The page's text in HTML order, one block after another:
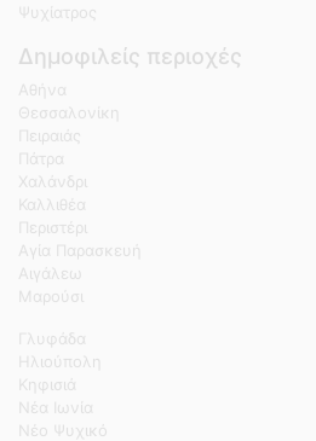
Ψυχίατρος
Δημοφιλείς περιοχές
Αθήνα
Θεσσαλονίκη
Πειραιάς
Πάτρα
Χαλάνδρι
Καλλιθέα
Περιστέρι
Αγία Παρασκευή
Αιγάλεω
Μαρούσι
Γλυφάδα
Ηλιούπολη
Κηφισιά
Νέα Ιωνία
Νέο Ψυχικό